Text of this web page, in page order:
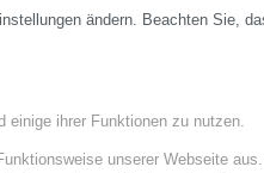
ändern. Beachten Sie,
ihrer Funktionen zu nutzen.
unserer Webseite